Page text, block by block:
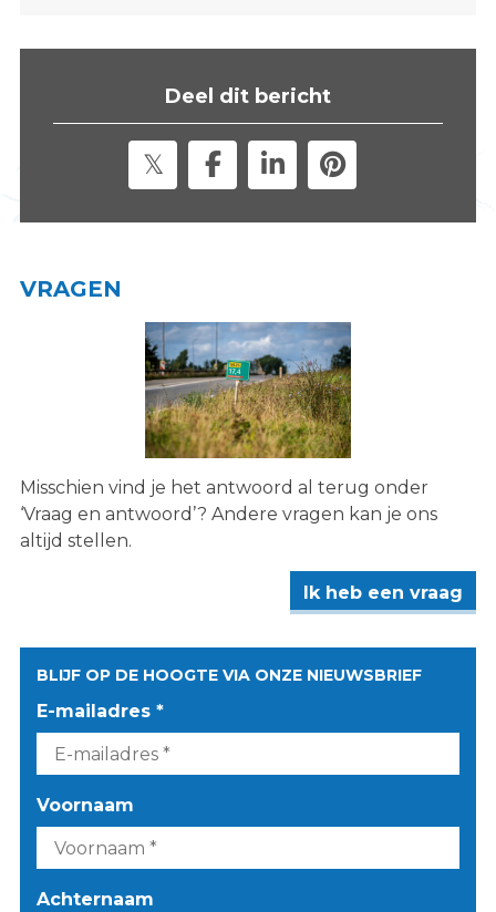
i
Deel dit bericht
VRAGEN
Misschien vind je het antwoord al terug onder
‘Vraag en antwoord’? Andere vragen kan je ons
altijd stellen.
Ik heb een vraag
BLIJF OP DE HOOGTE VIA ONZE NIEUWSBRIEF
E-mailadres *
Voornaam
Achternaam